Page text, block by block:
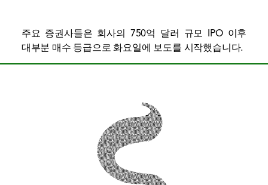
주요 증권사들은 회사의 750억 달러 규모 IPO 이후
대부분 매수 등급으로 화요일에 보도를 시작했습니다.